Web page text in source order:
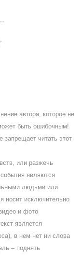
автора, которое не
быть ошибочным!
запрещает читать этот
или разжечь
являются
людьми или
носит исключительно
и фото
является
в нем нет ни слова
– поднять